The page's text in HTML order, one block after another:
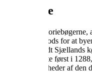
Om Køge
Vi ved fra
Men selv til trods for at
værende blandt Sjællands
tallet. Det skete først i
købstadsrettigheder af